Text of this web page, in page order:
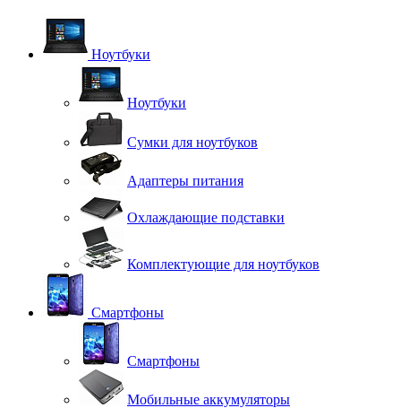
Ноутбуки
Ноутбуки
Сумки для ноутбуков
Адаптеры питания
Охлаждающие подставки
Комплектующие для ноутбуков
Смартфоны
Смартфоны
Мобильные аккумуляторы